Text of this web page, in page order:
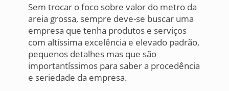
Sem trocar o foco sobre valor do metro da
areia grossa, sempre deve-se buscar uma
empresa que tenha produtos e serviços
com altíssima excelência e elevado padrão,
pequenos detalhes mas que são
importantíssimos para saber a procedência
e seriedade da empresa.